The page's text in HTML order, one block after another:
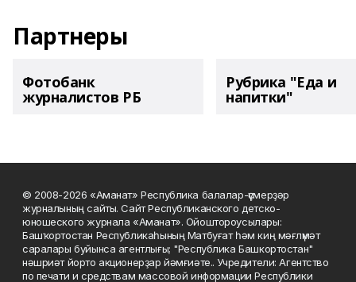
Партнеры
Фотобанк
журналистов РБ
Рубрика "Еда и
напитки"
© 2008-2026 «Аманат» Республика балалар-үҫмерҙәр
журналының сайты. Сайт Республиканского детско-
юношеского журнала «Аманат». Ойоштороусылары:
Башҡортостан Республикаһының Матбуғат һәм киң мәғлүмәт
саралары буйынса агентлығы; "Республика Башкортостан"
нәшриәт йорто акционерҙар йәмғиәте.. Учредители: Агентство
по печати и средствам массовой информации Республики